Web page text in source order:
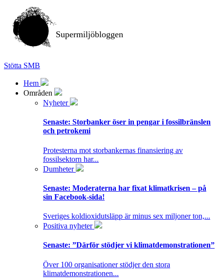
Supermiljöbloggen
Stötta SMB
Hem
Områden
Nyheter
Senaste: Storbanker öser in pengar i fossilbränslen
och petrokemi
Protesterna mot storbankernas finansiering av
fossilsektorn har...
Dumheter
Senaste: Moderaterna har fixat klimatkrisen – på
sin Facebook-sida!
Sveriges koldioxidutsläpp är minus sex miljoner ton,...
Positiva nyheter
Senaste: ”Därför stödjer vi klimatdemonstrationen”
Över 100 organisationer stödjer den stora
klimatdemonstrationen...